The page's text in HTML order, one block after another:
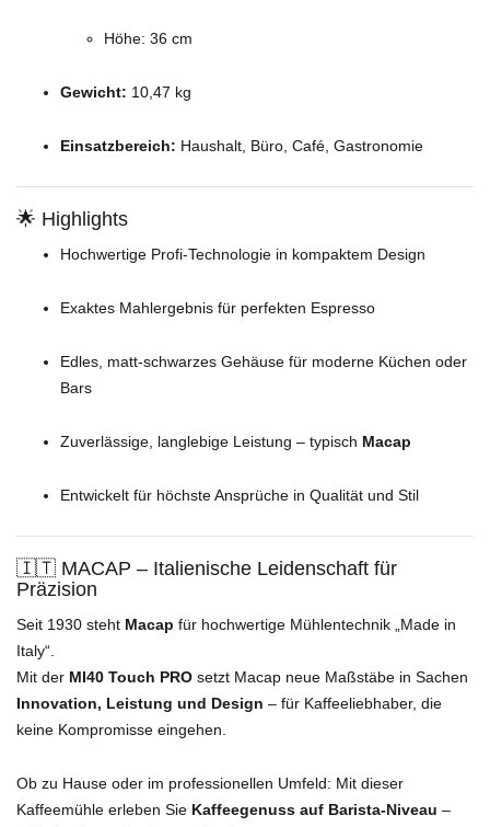
Höhe: 36 cm
Gewicht: 10,47 kg
Einsatzbereich: Haushalt, Büro, Café, Gastronomie
🌟 Highlights
Hochwertige Profi-Technologie in kompaktem Design
Exaktes Mahlergebnis für perfekten Espresso
Edles, matt-schwarzes Gehäuse für moderne Küchen oder
Bars
Zuverlässige, langlebige Leistung – typisch Macap
Entwickelt für höchste Ansprüche in Qualität und Stil
🇮🇹 MACAP – Italienische Leidenschaft für
Präzision
Seit 1930 steht Macap für hochwertige Mühlentechnik „Made in
Italy“.
Mit der MI40 Touch PRO setzt Macap neue Maßstäbe in Sachen
Innovation, Leistung und Design – für Kaffeeliebhaber, die
keine Kompromisse eingehen.
Ob zu Hause oder im professionellen Umfeld: Mit dieser
Kaffeemühle erleben Sie Kaffeegenuss auf Barista-Niveau –